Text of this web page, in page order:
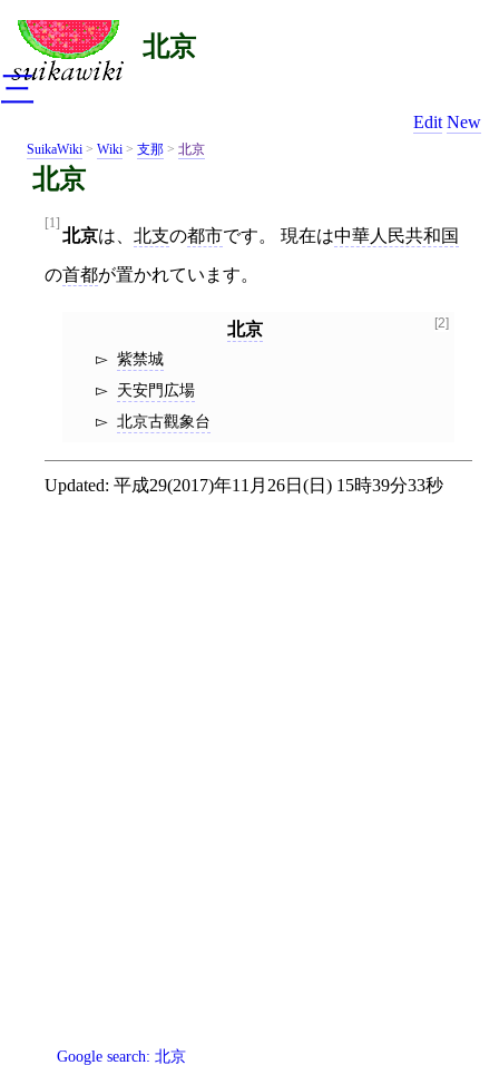
北京
Edit New
SuikaWiki > Wiki > 支那 > 北京
北京
[1]
北京は、 北支の都市です。 現在は中華人民共和国
の首都が置かれています。
[2]
北京
紫禁城
天安門広場
北京古觀象台
Updated: 平成29(2017)年11月26日(日) 15時39分33秒
Google search:北京
三